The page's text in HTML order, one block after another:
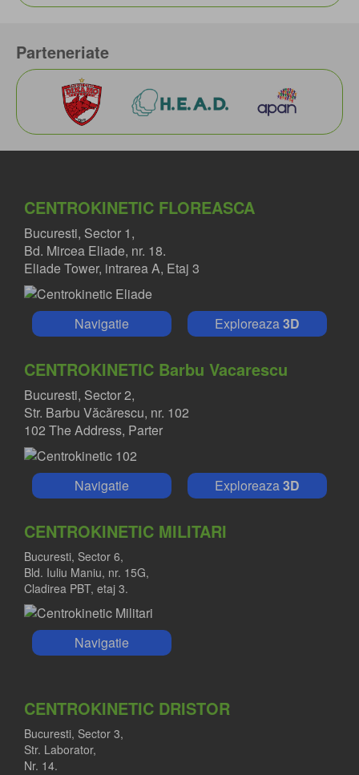
Parteneriate
CENTROKINETIC FLOREASCA
Bucuresti, Sector 1,
Bd. Mircea Eliade, nr. 18.
Eliade Tower, intrarea A, Etaj 3
Navigatie Exploreaza3D
CENTROKINETIC Barbu Vacarescu
Bucuresti, Sector 2,
Str. Barbu Văcărescu, nr. 102
102 The Address, Parter
Navigatie Exploreaza3D
CENTROKINETIC MILITARI
Bucuresti, Sector 6,
Bld. Iuliu Maniu, nr. 15G,
Cladirea PBT, etaj 3.
Navigatie
CENTROKINETIC DRISTOR
Bucuresti, Sector 3,
Str. Laborator,
Nr. 14.